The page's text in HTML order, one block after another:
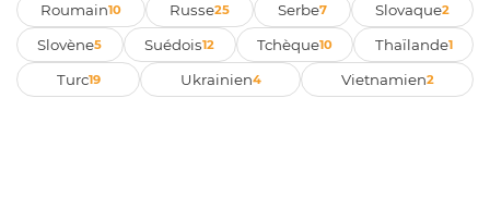
Roumain10 Russe25 Serbe7 Slovaque2
Slovène5 Suédois12 Tchèque10 Thaïlande1
Turc19 Ukrainien4 Vietnamien2